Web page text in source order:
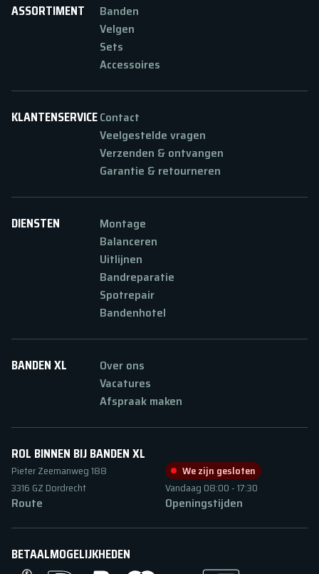
ASSORTIMENT
Banden
Velgen
Sets
Accessoires
KLANTENSERVICEContact
Veelgestelde vragen
Verzenden & ontvangen
Garantie & retourneren
DIENSTEN
Montage
Balanceren
Uitlijnen
Bandreparatie
Spotrepair
Bandenhotel
BANDEN XL
Over ons
Vacatures
Afspraak maken
ROL BINNEN BIJ BANDEN XL
Pieter Zeemanweg188
3316 GZ Dordrecht
Route
We zijn gesloten
Vandaag 08:00 -17:30
Openingstijden
BETAALMOGELIJKHEDEN